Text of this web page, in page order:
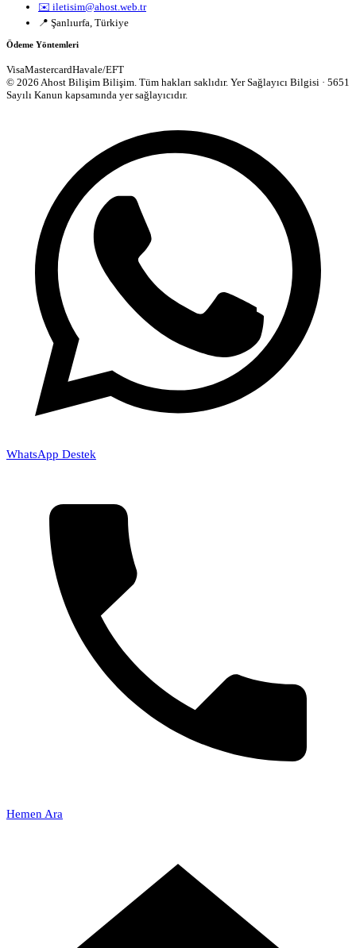
✉️ iletisim@ahost.web.tr
📍 Şanlıurfa, Türkiye
Ödeme Yöntemleri
VisaMastercardHavale/EFT
© 2026 Ahost Bilişim Bilişim. Tüm hakları saklıdır. Yer Sağlayıcı Bilgisi · 5651
Sayılı Kanun kapsamında yer sağlayıcıdır.
WhatsApp Destek
Hemen Ara